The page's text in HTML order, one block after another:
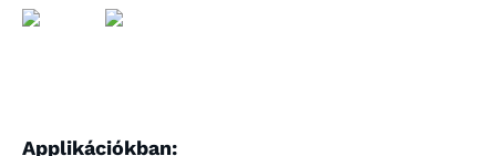
Applikációkban: